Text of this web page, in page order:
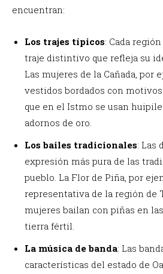
encuentran:
Los trajes típicos: Cada
traje distintivo que refleja su
Las mujeres de la Cañada, por
vestidos bordados con
que en el Istmo se usan
adornos de oro.
Los bailes tradicionales: Las
expresión más pura de las
pueblo. La Flor de Piña, por
representativa de la región de
mujeres bailan con piñas en
tierra fértil.
La música de banda: Las
características del estado de